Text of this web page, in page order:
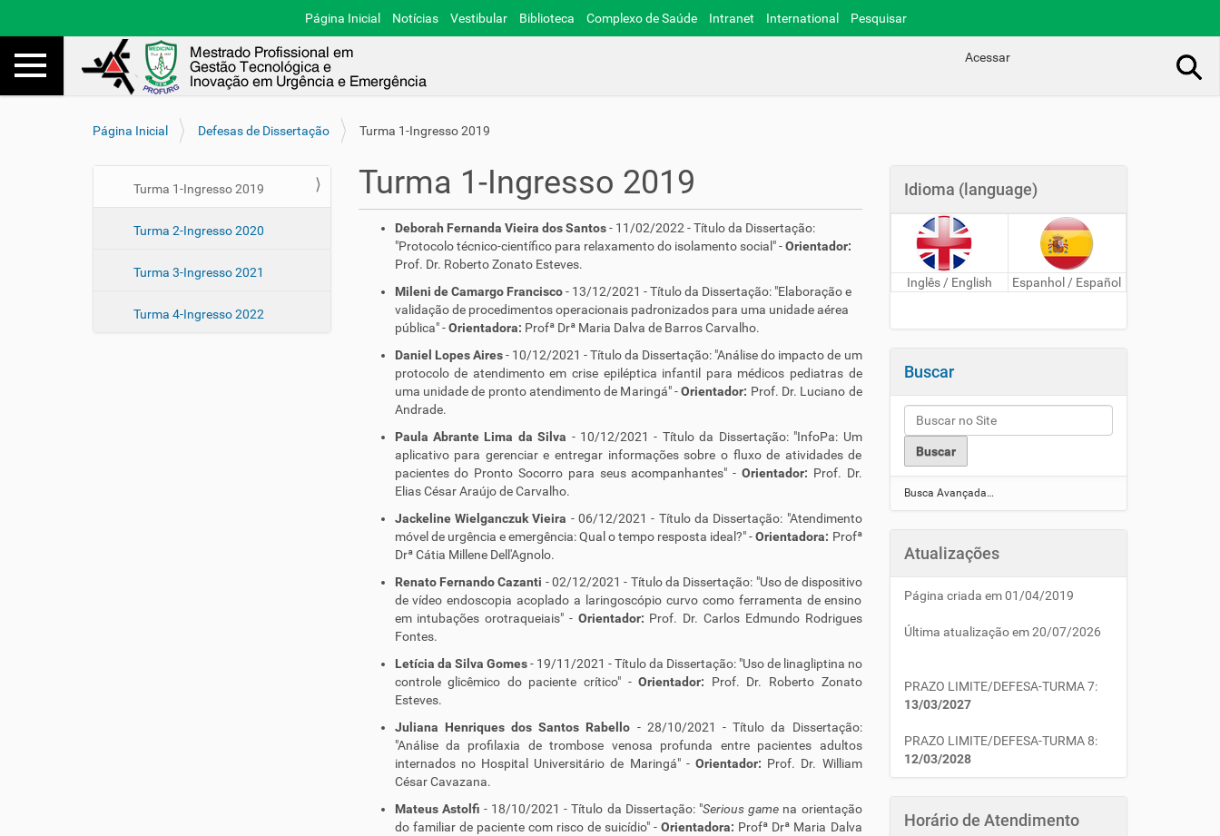
Página Inicial Notícias Vestibular Biblioteca Complexo de Saúde Intranet International Pesquisar
Toggle navigation Busca Acessar
V
c
Página Inicial Defesas de Dissertação Turma 1-Ingresso 2019
a
Turma 1-Ingresso 2019
Turma 2-Ingresso 2020
Turma 3-Ingresso 2021
Turma 4-Ingresso 2022
Turma 1-Ingresso 2019
Deborah Fernanda Vieira dos Santos- 11/02/2022 - Título da Dissertação:
"Protocolo técnico-científico para relaxamento do isolamento social" -Orientador:
Prof. Dr. Roberto Zonato Esteves.
Mileni de Camargo Francisco- 13/12/2021 - Título da Dissertação: "Elaboração e
validação de procedimentos operacionais padronizados para uma unidade aérea
pública" -Orientadora: Profª Drª Maria Dalva de Barros Carvalho.
Daniel Lopes Aires- 10/12/2021 - Título da Dissertação: "Análise do impacto de um
protocolo de atendimento em crise epiléptica infantil para médicos pediatras de
uma unidade de pronto atendimento de Maringá" -Orientador: Prof. Dr. Luciano de
Andrade.
Paula Abrante Lima da Silva - 10/12/2021 - Título da Dissertação: "InfoPa: Um
aplicativo para gerenciar e entregar informações sobre o fluxo de atividades de
pacientes do Pronto Socorro para seus acompanhantes" - Orientador: Prof. Dr.
Elias César Araújo de Carvalho.
Jackeline Wielganczuk Vieira - 06/12/2021 - Título da Dissertação: "Atendimento
móvel de urgência e emergência: Qual o tempo resposta ideal?" -Orientadora: Profª
Drª Cátia Millene Dell'Agnolo.
Renato Fernando Cazanti - 02/12/2021 - Título da Dissertação: "Uso de dispositivo
de vídeo endoscopia acoplado a laringoscópio curvo como ferramenta de ensino
em intubações orotraqueiais" - Orientador: Prof. Dr. Carlos Edmundo Rodrigues
Fontes.
Letícia da Silva Gomes- 19/11/2021 - Título da Dissertação: "Uso de linagliptina no
controle glicêmico do paciente crítico" -Orientador: Prof. Dr. Roberto Zonato
Esteves.
Juliana Henriques dos Santos Rabello - 28/10/2021 - Título da Dissertação:
"Análise da profilaxia de trombose venosa profunda entre pacientes adultos
internados no Hospital Universitário de Maringá" - Orientador: Prof. Dr. William
César Cavazana.
Mateus Astolfi - 18/10/2021 - Título da Dissertação: "Serious game na orientação
do familiar de paciente com risco de suicídio" -Orientadora: Profª Drª Maria Dalva
Idioma (language)
Inglês / English Espanhol / Español
Buscar
Busca Avançada…
Atualizações
Página criada em 01/04/2019
Última atualização em 20/07/2026
PRAZO LIMITE/DEFESA-TURMA 7:
13/03/2027
PRAZO LIMITE/DEFESA-TURMA 8:
12/03/2028
Horário de Atendimento